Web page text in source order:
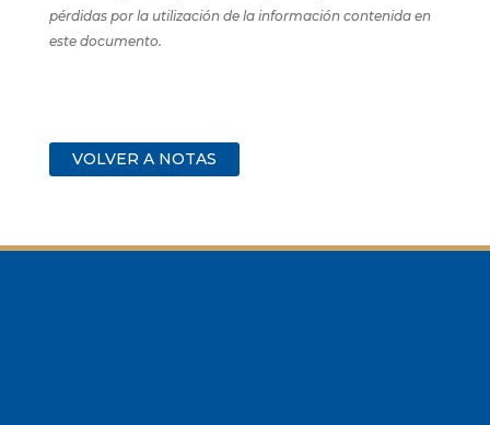
pérdidas por la utilización de la información contenida en
este documento.
VOLVER A NOTAS